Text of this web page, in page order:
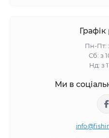
Пн-Пт:
Сб: з
Нд: з
Ми в